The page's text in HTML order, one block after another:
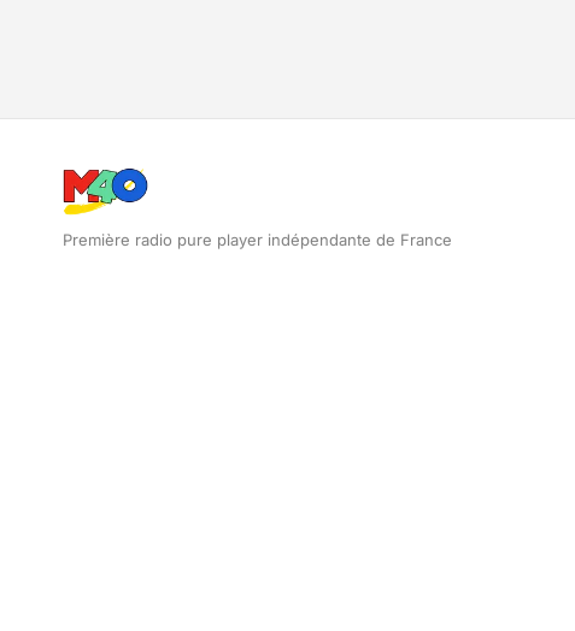
Première radio pure player indépendante de France